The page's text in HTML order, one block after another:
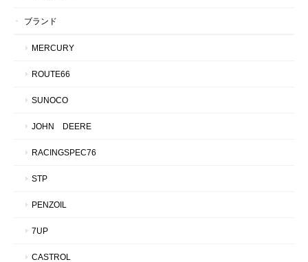
ブランド
MERCURY
ROUTE66
SUNOCO
JOHN DEERE
RACINGSPEC76
STP
PENZOIL
7UP
CASTROL